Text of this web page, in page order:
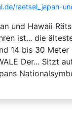
raetsel_japan-
und Hawaii
ist... die
14 bis 30
Der... Sitzt